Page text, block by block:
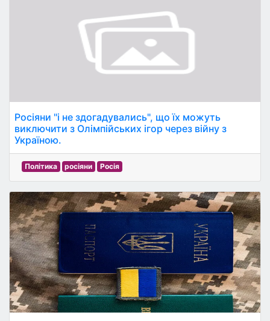
Росіяни "і не здогадувались", що їх можуть
виключити з Олімпійських ігор через війну з
Україною.
Політика росіяни Росія